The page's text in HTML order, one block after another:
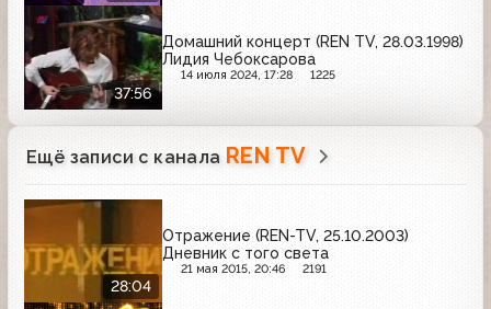
37:56
Домашний концерт (REN TV, 28.03.1998)
Лидия Чебоксарова
14 июля 2024, 17:28 1225
Ещё записи с канала REN TV
28:04
Отражение (REN-TV, 25.10.2003)
Дневник с того света
21 мая 2015, 20:46 2191